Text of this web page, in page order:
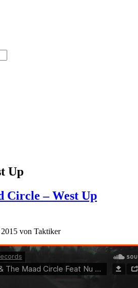
Up
Circle – West Up
von Taktiker